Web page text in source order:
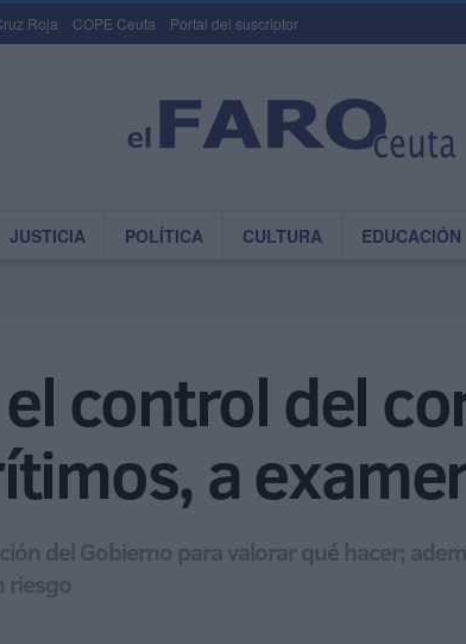
Roja COPE Ceuta Portal del suscriptor
JUSTICIA POLÍTICA CULTURA EDUCACIÓN
control del
a
del Gobierno para valorar qué hacer;
riesgo